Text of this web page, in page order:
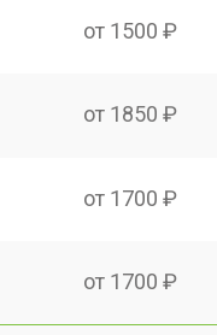
от 1500 ₽
от 1850 ₽
от 1700 ₽
от 1700 ₽